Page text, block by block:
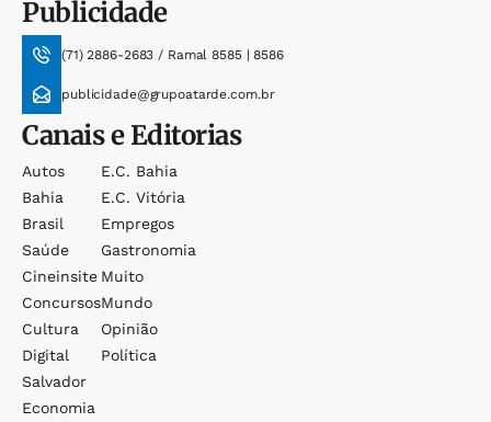
Publicidade
(71) 2886-2683 / Ramal 8585 | 8586
publicidade@grupoatarde.com.br
Canais e Editorias
Autos
Bahia
Brasil
Saúde
Cineinsite
Concursos
Cultura
Digital
Salvador
Economia
E.c. Bahia
E.c. Vitória
Empregos
Gastronomia
Muito
Mundo
Opinião
Política